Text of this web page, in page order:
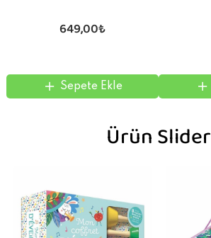
649,00₺
Sepete Ekle
Ürün Slider